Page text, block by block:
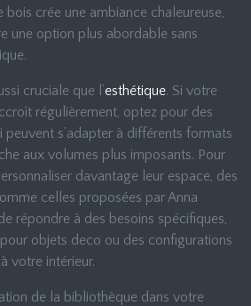
crée une ambiance chaleureuse,
une option plus abordable sans
cruciale que l’esthétique. Si votre
régulièrement, optez pour des
peuvent s’adapter à différents formats
aux volumes plus imposants. Pour
davantage leur espace, des
celles proposées par Anna
répondre à des besoins spécifiques,
objets deco ou des configurations
votre intérieur.
de la bibliothèque dans votre